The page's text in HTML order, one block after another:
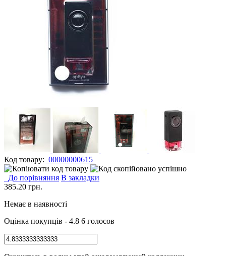
Код товару: 00000000615
До порівняння В закладки
385.20 грн.
Немає в наявності
Оцінка покупців - 4.8 6 голосов